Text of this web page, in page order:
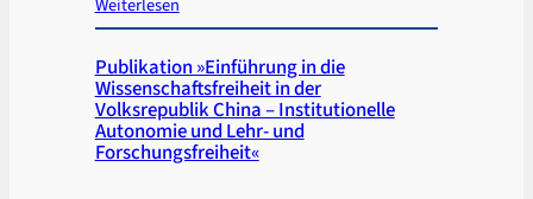
Weiterlesen
Publikation »Einführung in die
Wissenschaftsfreiheit in der
Volksrepublik China – Institutionelle
Autonomie und Lehr- und
Forschungsfreiheit«